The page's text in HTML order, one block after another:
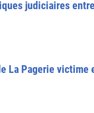
judiciaires
La Pagerie